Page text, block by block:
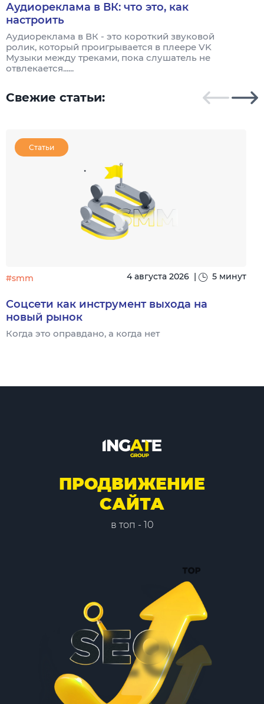
Аудиореклама в ВК: что это, как
настроить
Аудиореклама в ВК - это короткий звуковой
ролик, который проигрывается в плеере VK
Музыки между треками, пока слушатель не
отвлекается......
Свежие статьи:
Статьи
#smm 4 августа 2026 | 5 минут
Соцсети как инструмент выхода на
новый рынок
Когда это оправдано, а когда нет
ПРОДВИЖЕНИЕ
САЙТА
в топ - 10